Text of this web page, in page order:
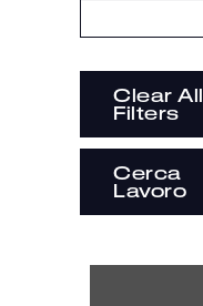
Clear All
Filters
Cerca
Lavoro